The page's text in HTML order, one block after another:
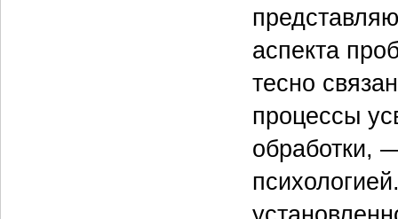
аспекта
тесно
процессы
обработки,